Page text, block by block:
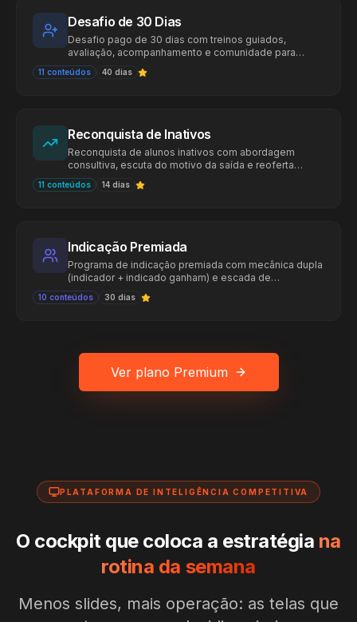
Desafio de 30 Dias
Desafio pago de 30 dias com treinos guiados,
avaliação, acompanhamento e comunidade para
captar leads decididos a mudar.
11 conteúdos 40 dias
Reconquista de Inativos
Reconquista de alunos inativos com abordagem
consultiva, escuta do motivo da saída e reoferta
ajustada ao contexto atual.
11 conteúdos 14 dias
Indicação Premiada
Programa de indicação premiada com mecânica dupla
(indicador + indicado ganham) e escada de
recompensas por volume. Formata o boca a boca em
canal recorrente com CAC baixo e retenção acima da
10 conteúdos 30 dias
Ver plano Premium
PLATAFORMA DE INTELIGÊNCIA COMPETITIVA
O cockpit que coloca a estratégia na
rotina da semana
Menos slides, mais operação: as telas que